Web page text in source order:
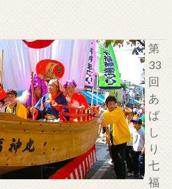
第
33
回
あ
ば
し
り
七
福